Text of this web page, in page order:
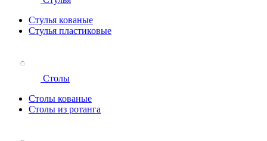
Стулья кованые
Стулья пластиковые
Столы
Столы кованые
Столы из ротанга